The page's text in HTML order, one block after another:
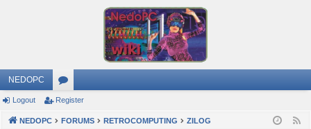
NEDOPC
or
u
Logout Register
NEDOPC FORUMS RETROCOMPUTING ZILOG